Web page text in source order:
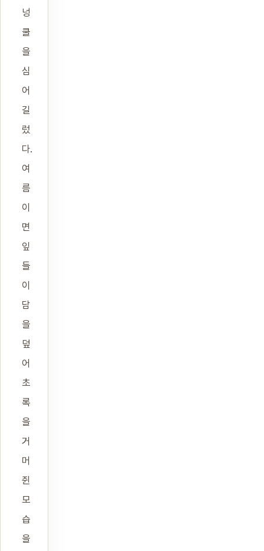
넝
쿨
을
심
어
길
렀
다.
여
름
이
면
잎
들
이
담
을
덮
어
초
록
을
거
머
쥔
모
습
을